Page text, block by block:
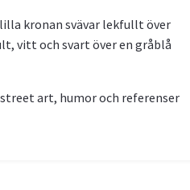
kronan svävar lekfullt över
vitt och svart över en gråblå
art, humor och referenser